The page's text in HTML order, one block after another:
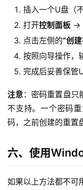
插入一个U盘（
打开控制面板 →
点击左侧的“创
按照向导操作，
完成后妥善保管
注意 ：密码重置盘只
不支持。一个密码
码，之前创建的重置
六、使用
如果以上方法都不可